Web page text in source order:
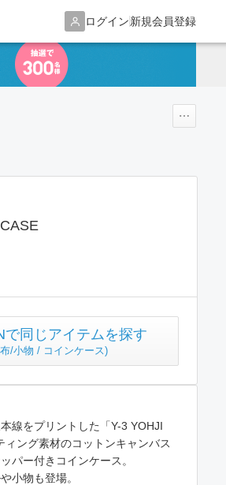
ログイン新規会員登録
で同じアイテムを探す
/小物 / コインケース)
線をプリントした「Y-3 YOHJI
ィング素材のコットンキャンバス
パー付きコインケース。
小物も登場。